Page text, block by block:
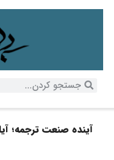
آینده صنعت ترجمه؛